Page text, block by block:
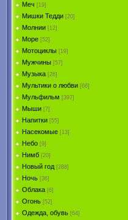
Меч [19]
Мишки Тедди [20]
Молнии [12]
Море [52]
Мотоциклы [19]
Мужчины [57]
Музыка [26]
Мультики о любви [66]
Мульфильм [397]
Мыши [7]
Напитки [55]
Насекомые [13]
Небо [9]
Нимб [20]
Новый год [288]
Ночь [36]
Облака [6]
Огонь [52]
Одежда, обувь [64]